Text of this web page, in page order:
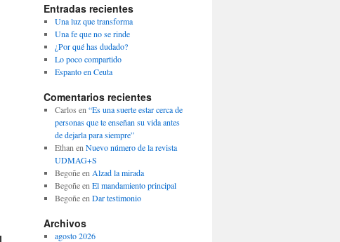
Entradas recientes
Una luz que transforma
Una fe que no se rinde
¿Por qué has dudado?
Lo poco compartido
Espanto en Ceuta
Comentarios recientes
Carlos en “Es una suerte estar cerca de
personas que te enseñan su vida antes
de dejarla para siempre”
Ethan en Nuevo número de la revista
UDMAG+S
Begoñeen Alzad la mirada
Begoñeen El mandamiento principal
Begoñeen Dar testimonio
Archivos
agosto 2026